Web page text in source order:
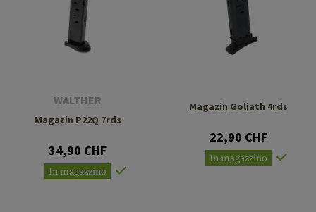
WALTHER
Magazin P22Q 7rds
34,90 CHF
In magazzino
Magazin Goliath 4rds
22,90 CHF
In magazzino